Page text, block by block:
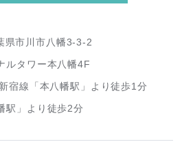
県市川市八幡3-3-2
ルタワー本八幡4F
宿線「本八幡駅」より徒歩1分
駅」より徒歩2分